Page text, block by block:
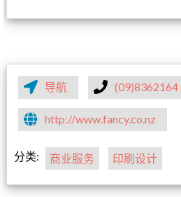
导航 (09)8362164
http://www.fancy.co.nz
分类: 商业服务 印刷设计